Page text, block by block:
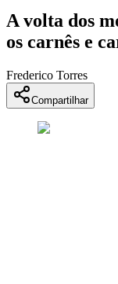
A volta dos
os carnês e
Frederico Torres
Compartilhar